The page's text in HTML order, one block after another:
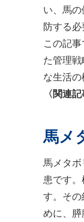
い、馬
防する必
この記
た管理
な生活の
〈関連記
馬メ
馬メタ
患です
す。そ
めに、